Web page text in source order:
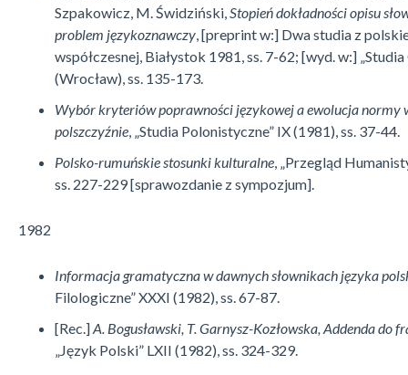
Szpakowicz, M. Świdziński, Stopień dokładności opisu
problem językoznawczy , [preprint w:] Dwa studia z
współczesnej, Białystok 1981, ss. 7-62; [wyd. w:]
(Wrocław), ss. 135-173.
Wybór kryteriów poprawności językowej a ewolucja normy
polszczyźnie , „Studia Polonistyczne” IX (1981), ss. 37-44.
Polsko-rumuńskie stosunki kulturalne , „Przegląd
ss. 227-229 [sprawozdanie z sympozjum].
1982
Informacja gramatyczna w dawnych słownikach języka
Filologiczne” XXXI (1982), ss. 67-87.
[Rec.]A. Bogusławski, T. Garnysz-Kozłowska, Addenda do
„Język Polski” LXII (1982), ss. 324-329.